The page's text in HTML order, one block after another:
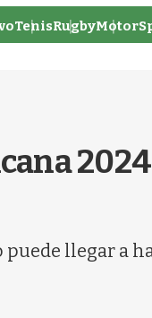
TenisRugby
llegar a